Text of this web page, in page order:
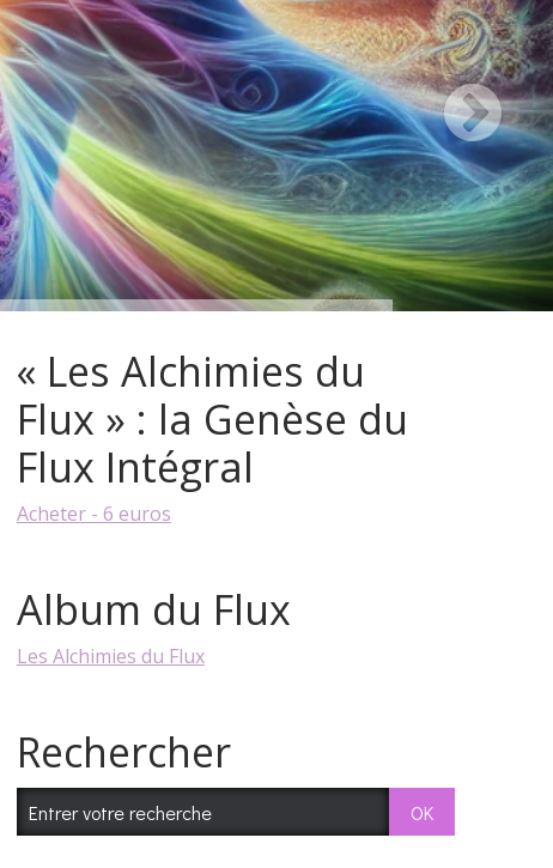
« Les Alchimies du
Flux » : la Genèse du
Flux Intégral
Acheter - 6 euros
Album du Flux
Les Alchimies du Flux
Rechercher